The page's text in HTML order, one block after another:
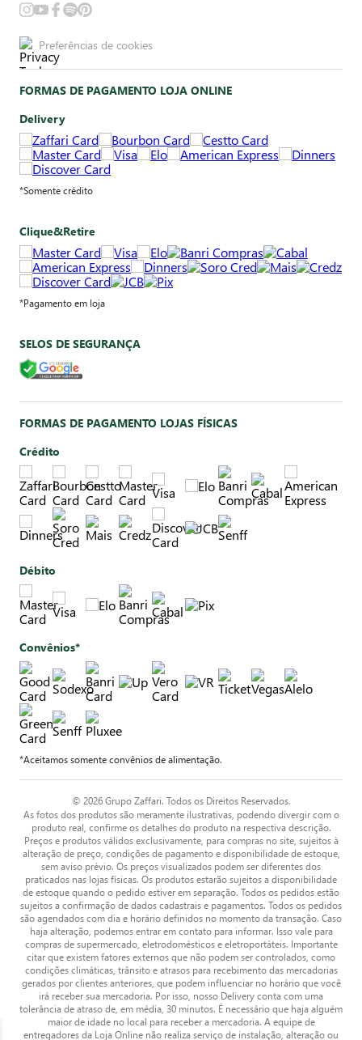
Preferências de cookies
FORMAS DE PAGAMENTO LOJA ONLINE
Delivery
*Somente crédito
Clique&Retire
*Pagamento em loja
SELOS DE SEGURANÇA
FORMAS DE PAGAMENTO LOJAS FÍSICAS
Crédito
Débito
Convênios*
*Aceitamos somente convênios de alimentação.
© 2026 Grupo Zaffari. Todos os Direitos Reservados.
As fotos dos produtos são meramente ilustrativas, podendo divergir com o
produto real, confirme os detalhes do produto na respectiva descrição.
Preços e produtos válidos exclusivamente, para compras no site, sujeitos à
alteração de preço, condições de pagamento e disponibilidade de estoque,
sem aviso prévio. Os preços visualizados podem ser diferentes dos
praticados nas lojas físicas. Os produtos estarão sujeitos a disponibilidade
de estoque quando o pedido estiver em separação. Todos os pedidos estão
sujeitos a confirmação de dados cadastrais e pagamentos. Todos os pedidos
são agendados com dia e horário definidos no momento da transação. Caso
haja alteração, podemos entrar em contato para informar. Isso vale para
compras de supermercado, eletrodomésticos e eletroportáteis. Importante
citar que existem fatores externos que não podem ser controlados, como
condições climáticas, trânsito e atrasos para recebimento das mercadorias
gerados por clientes anteriores, que podem influenciar no horário que você
irá receber sua mercadoria. Por isso, nosso Delivery conta com uma
tolerância de atraso de, em média, 30 minutos. É necessário que haja alguém
maior de idade no local para receber a mercadoria. A equipe de
entregadores da Loja Online não realiza serviço de instalação, alteração ou